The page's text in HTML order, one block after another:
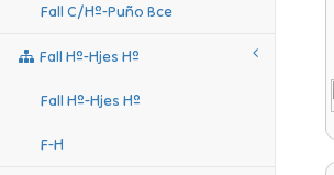
Fall C/hº-Puño Bce
Fall Hº-Hjes Hº
Fall Hº-Hjes Hº
F-H